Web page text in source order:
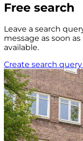
Free search
Leave a search
message as soon
available.
Create search query